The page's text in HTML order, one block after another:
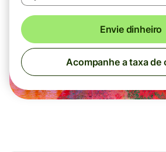
Envie dinheiro
Acompanhe a taxa de